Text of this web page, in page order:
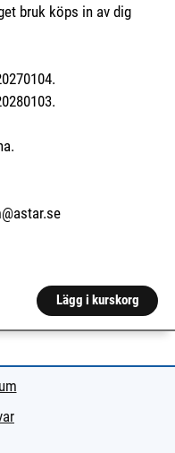
bruk köps in av dig
Lägg i kurskorg